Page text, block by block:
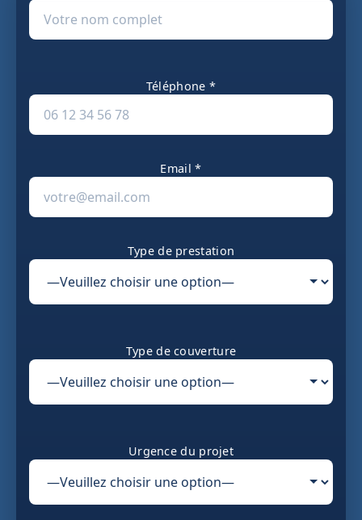
Téléphone *
Email *
Type de prestation
Type de couverture
Urgence du projet